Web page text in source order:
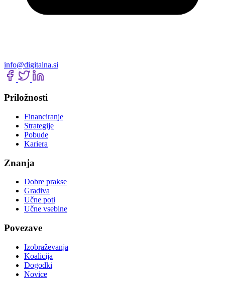
info@digitalna.si
Priložnosti
Financiranje
Strategije
Pobude
Kariera
Znanja
Dobre prakse
Gradiva
Učne poti
Učne vsebine
Povezave
Izobraževanja
Koalicija
Dogodki
Novice